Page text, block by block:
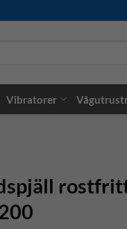
Vibratorer